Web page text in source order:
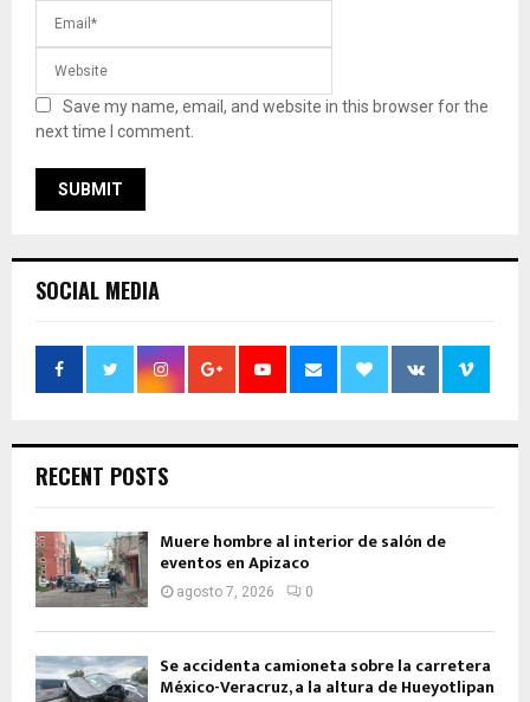
Save my name, email, and website in this browser for the
next time I comment.
SOCIAL MEDIA
RECENT POSTS
Muere hombre al interior de salón de
eventos en Apizaco
agosto 7, 2026 0
Se accidenta camioneta sobre la carretera
México-Veracruz, a la altura de Hueyotlipan